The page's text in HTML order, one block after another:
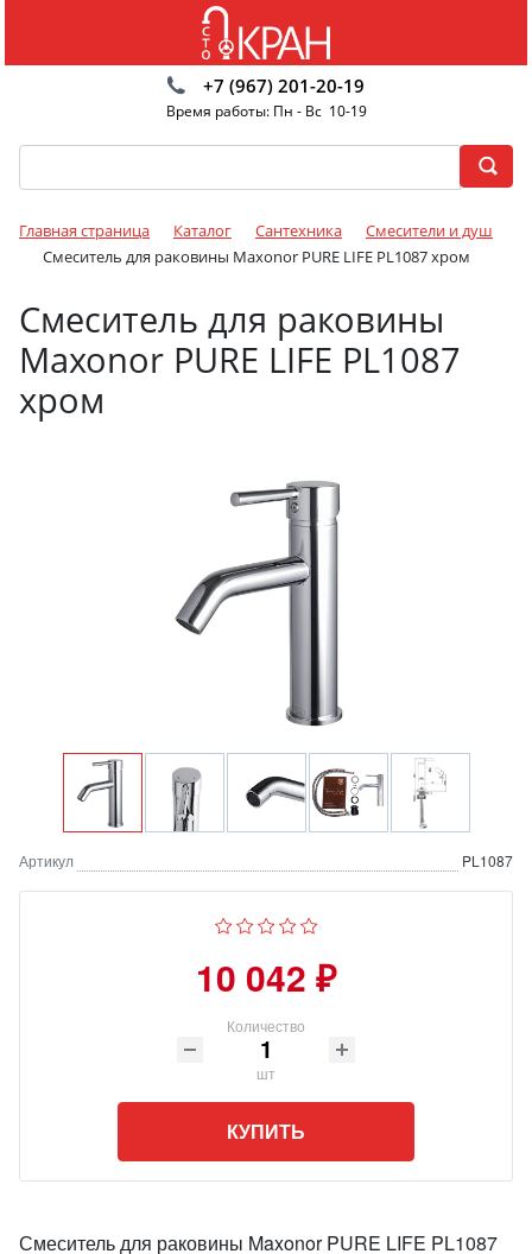
+7 (967) 201-20-19
Время работы: Пн - Вс 10-19
Главная страница Каталог Сантехника
Смесители и душ
Смеситель для раковины Maxonor PURE LIFE PL1087 хром
Смеситель для раковины
Maxonor PURE LIFE PL1087
хром
Артикул PL1087
10 042 ₽
Количество
шт
КУПИТЬ
Смеситель для раковины Maxonor PURE LIFE PL1087